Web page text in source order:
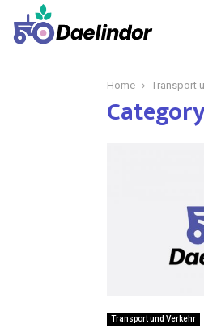
Home Transport
Transport und Verkehr